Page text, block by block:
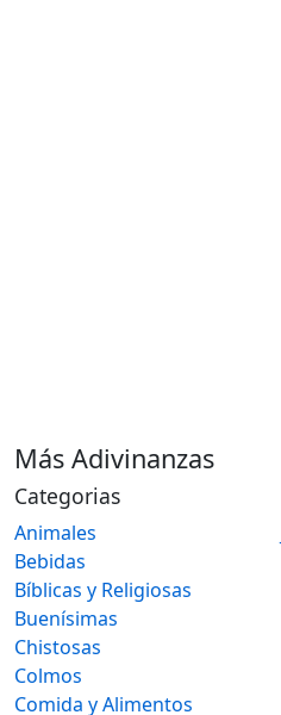
Más Adivinanzas
Categorias
Animales
Bebidas
Bíblicas y Religiosas
Buenísimas
Chistosas
Colmos
Comida y Alimentos